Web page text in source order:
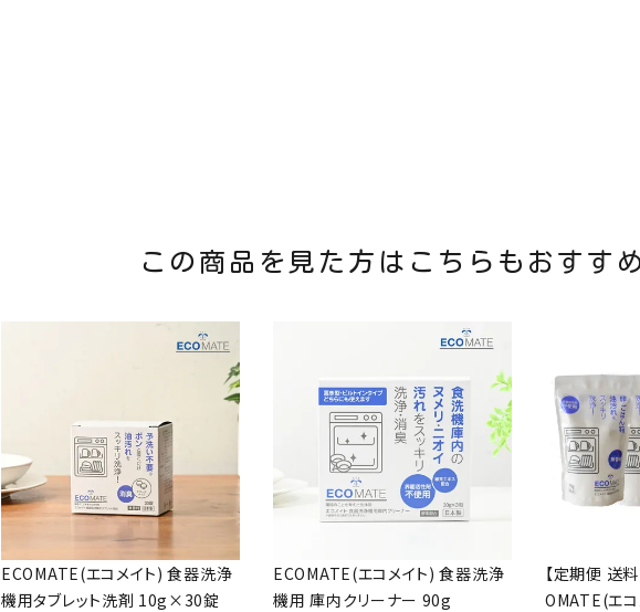
この商品を見た方はこちらもおすす
ECOMATE(エコメイト) 食器洗浄
機用タブレット洗剤 10g×30錠
ECOMATE(エコメイト) 食器洗浄
機用 庫内クリーナー 90g
【定期便 送
OMATE(エ